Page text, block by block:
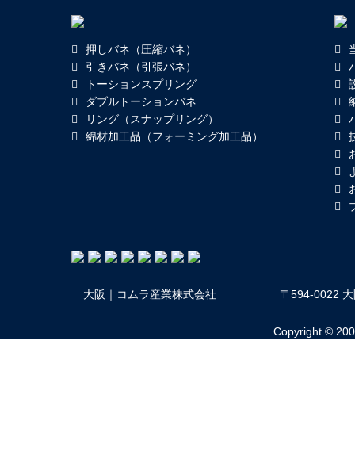
押しバネ（圧縮バネ）
引きバネ（引張バネ）
トーションスプリング
ダブルトーションバネ
リング（スナップリング）
綿材加工品（フォーミング加工品）
大阪｜コムラ産業株式会社 〒594-0022
Copyright ©